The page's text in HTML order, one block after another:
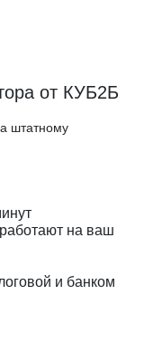
от КУБ2Б
штатному
на ваш
и банком